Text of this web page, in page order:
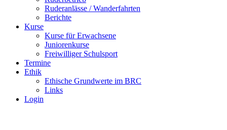
Ruderanlässe / Wanderfahrten
Berichte
Kurse
Kurse für Erwachsene
Juniorenkurse
Freiwilliger Schulsport
Termine
Ethik
Ethische Grundwerte im BRC
Links
Login